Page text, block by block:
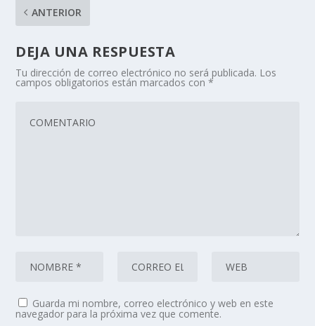
ANTERIOR
DEJA UNA RESPUESTA
Tu dirección de correo electrónico no será publicada. Los
campos obligatorios están marcados con*
Guarda mi nombre, correo electrónico y web en este
navegador para la próxima vez que comente.